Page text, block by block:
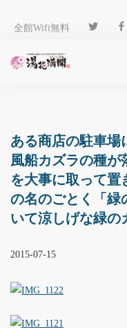
全館Wifi無料
客 室
温 泉
料 理
施 設
アクセス
ブログ
ENGLISH
ある商店の駐車場
風船カズラの種が
を大事に取って置
の名のごとく「緑
いて涼しげな緑の
2015-07-15